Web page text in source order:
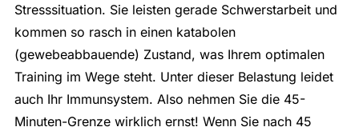
Stresssituation. Sie leisten gerade Schwerstarbeit und
kommen so rasch in einen katabolen
(gewebeabbauende) Zustand, was Ihrem optimalen
Training im Wege steht. Unter dieser Belastung leidet
auch Ihr Immunsystem. Also nehmen Sie die 45-
Minuten-Grenze wirklich ernst! Wenn Sie nach 45